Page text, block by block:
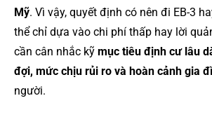
Mỹ. Vì vậy, quyết định có nên đi EB-3
thể chỉ dựa vào chi phí thấp hay lời
cần cân nhắc kỹ mục tiêu định cư lâu
đợi, mức chịu rủi ro và hoàn cảnh gia
người.